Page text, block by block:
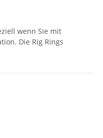
wenn Sie mit
Die Rig Rings